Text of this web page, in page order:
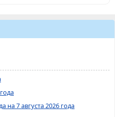
на 7 августа 2026 года